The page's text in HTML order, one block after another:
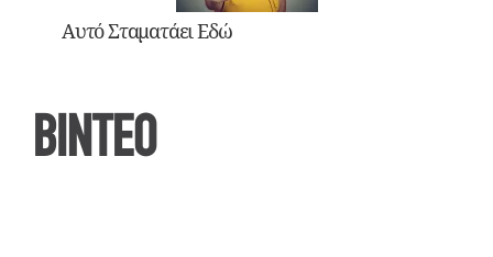
Αυτό Σταματάει Εδώ
ΒΙΝΤΕΟ